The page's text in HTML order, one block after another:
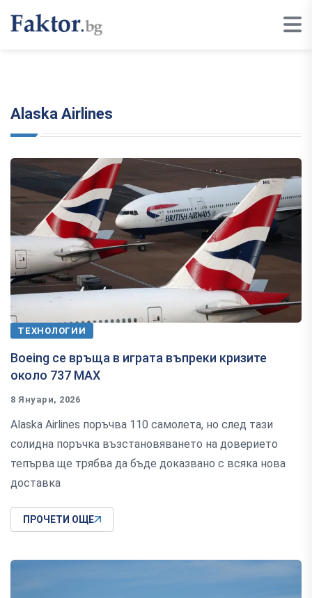
Alaska Airlines
ТЕХНОЛОГИИ
Boeing се връща в играта въпреки кризите
около 737 MAX
8 Януари, 2026
Alaska Airlines поръчва 110 самолета, но след тази
солидна поръчка възстановяването на доверието
тепърва ще трябва да бъде доказвано с всяка нова
доставка
ПРОЧЕТИ ОЩЕ